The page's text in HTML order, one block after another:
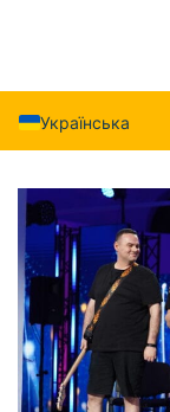
Українська